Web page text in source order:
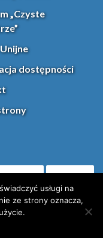
„Czyste
dostępności
karcie)Facebook
usługi na
ze strony oznacza,